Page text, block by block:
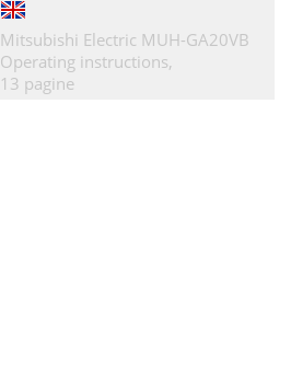
Mitsubishi Electric MUH-GA20VB
Operating instructions,
13 pagine